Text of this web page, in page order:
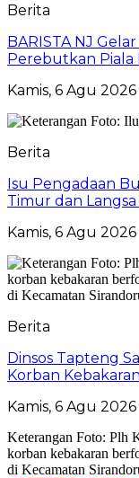
Berita
BARISTA NJ
Perebutkan Piala
Kamis, 6 Agu
Berita
Isu Pengadaan
Timur dan
Kamis, 6 Agu 2026
Berita
Dinsos Tapteng
Korban
Kamis, 6 Agu 2026
Keterangan Foto: Plh
korban kebakaran
di Kecamatan